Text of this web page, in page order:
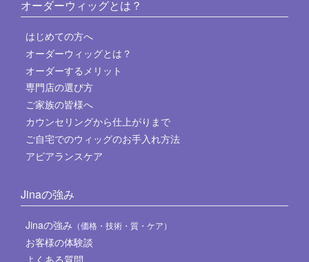
オーダーウィッグとは？
はじめての方へ
オーダーウィッグとは？
オーダーするメリット
専門店の選び方
ご家族の皆様へ
カウンセリングから仕上がりまで
ご自宅でのウィッグのお手入れ方法
アピアランスケア
Jinaの強み
Jinaの強み （価格・技術・質・ケア）
お客様の体験談
よくある質問